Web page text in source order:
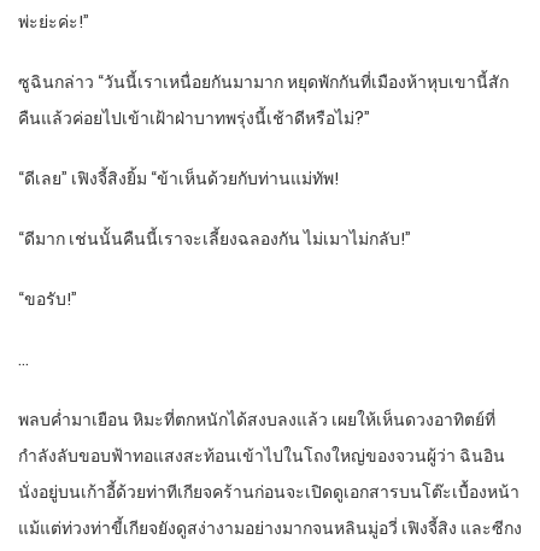
พ่ะย่ะค่ะ!”
ซูฉินกล่าว “วันนี้เราเหนื่อยกันมามาก หยุดพักกันที่เมืองห้าหุบเขานี้สัก
คืนแล้วค่อยไปเข้าเฝ้าฝ่าบาทพรุ่งนี้เช้าดีหรือไม่?”
“ดีเลย” เฟิงจี้สิงยิ้ม “ข้าเห็นด้วยกับท่านแม่ทัพ!
“ดีมาก เช่นนั้นคืนนี้เราจะเลี้ยงฉลองกัน ไม่เมาไม่กลับ!”
“ขอรับ!”
…
พลบค่ำมาเยือน หิมะที่ตกหนักได้สงบลงแล้ว เผยให้เห็นดวงอาทิตย์ที่
กำลังลับขอบฟ้าทอแสงสะท้อนเข้าไปในโถงใหญ่ของจวนผู้ว่า ฉินอิน
นั่งอยู่บนเก้าอี้ด้วยท่าทีเกียจคร้านก่อนจะเปิดดูเอกสารบนโต๊ะเบื้องหน้า
แม้แต่ท่วงท่าขี้เกียจยังดูสง่างามอย่างมากจนหลินมู่อวี่ เฟิงจี้สิง และซีกง